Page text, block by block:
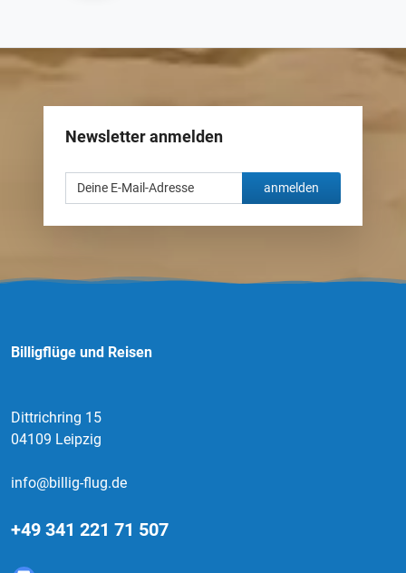
Newsletter anmelden
anmelden
Billigflüge und Reisen
Dittrichring 15
04109 Leipzig
info@billig-flug.de
+49 341 221 71 507